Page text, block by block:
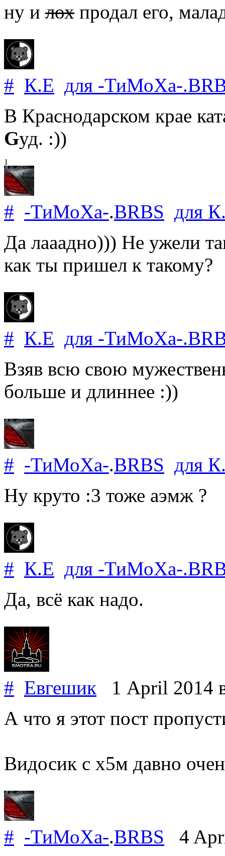
ну и лох продал его,
# К.Е для -ТиМоХа-.
В Краснодарском крае
Gуд. :))
1
# -ТиМоХа-.BRBS для
Да лааадно))) Не ужели
как ты пришел к такому?
# К.Е для -ТиМоХа-.
Взяв всю свою
больше и длиннее :))
# -ТиМоХа-.BRBS для
Ну круто :3 тоже аэмж ?
# К.Е для -ТиМоХа-.
Да, всё как надо.
# Евгешик 1 April 2014
А что я этот пост
Видосик с х5м давно
# -ТиМоХа-.BRBS 4